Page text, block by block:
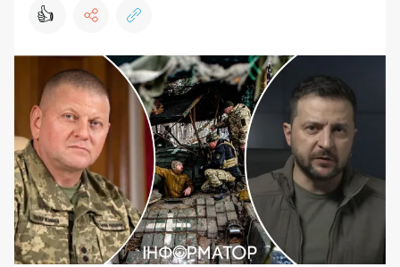
👍